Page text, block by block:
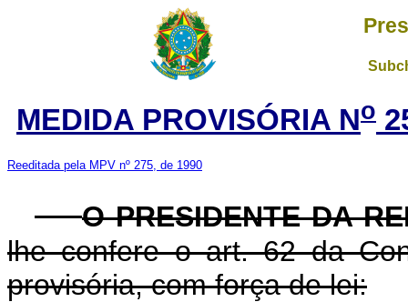
MEDIDA PROVISÓRIA No
Reeditada pela MPV nº 275, de 1990
O PRESIDENTE DA
lhe confere o art. 62 da
provisória, com força de lei: